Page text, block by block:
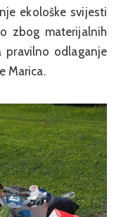
ekološke svijesti
zbog materijalnih
pravilno odlaganje
Marica.